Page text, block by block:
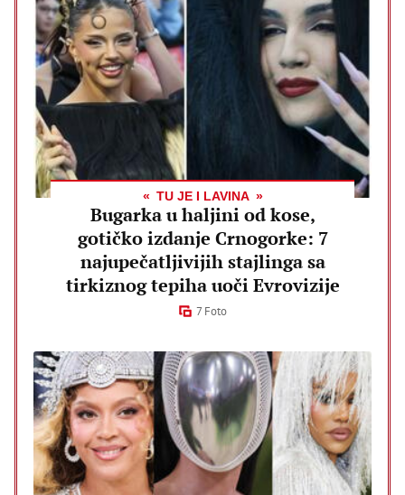
TU JE I LAVINA
Bugarka u haljini od kose,
gotičko izdanje Crnogorke: 7
najupečatljivijih stajlinga sa
tirkiznog tepiha uoči Evrovizije
7 Foto